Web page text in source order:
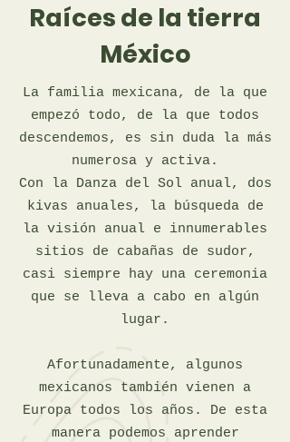
Raíces de la tierra
México
La familia mexicana, de la que
empezó todo, de la que todos
descendemos, es sin duda la más
numerosa y activa.
Con la Danza del Sol anual, dos
kivas anuales, la búsqueda de
la visión anual e innumerables
sitios de cabañas de sudor,
casi siempre hay una ceremonia
que se lleva a cabo en algún
lugar.
Afortunadamente, algunos
mexicanos también vienen a
Europa todos los años. De esta
manera podemos aprender